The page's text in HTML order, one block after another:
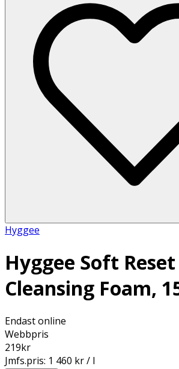
Hyggee
Hyggee Soft
Cleansing Foam,
Endast online
Webbpris
219kr
Jmfs.pris: 1 460 kr / l